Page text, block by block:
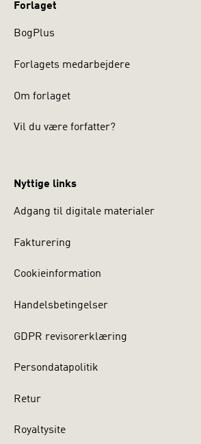
Forlaget
BogPlus
Forlagets medarbejdere
Om forlaget
Vil du være forfatter?
Nyttige links
Adgang til digitale materialer
Fakturering
Cookieinformation
Handelsbetingelser
GDPR revisorerklæring
Persondatapolitik
Retur
Royaltysite